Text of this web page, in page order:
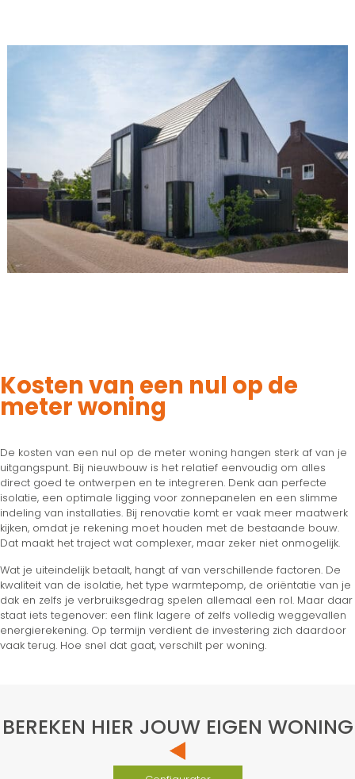
Kosten van een nul op de
meter woning
De kosten van een nul op de meter woning hangen sterk af van je
uitgangspunt. Bij nieuwbouw is het relatief eenvoudig om alles
direct goed te ontwerpen en te integreren. Denk aan perfecte
isolatie, een optimale ligging voor zonnepanelen en een slimme
indeling van installaties. Bij renovatie komt er vaak meer maatwerk
kijken, omdat je rekening moet houden met de bestaande bouw.
Dat maakt het traject wat complexer, maar zeker niet onmogelijk.
Wat je uiteindelijk betaalt, hangt af van verschillende factoren. De
kwaliteit van de isolatie, het type warmtepomp, de oriëntatie van je
dak en zelfs je verbruiksgedrag spelen allemaal een rol. Maar daar
staat iets tegenover: een flink lagere of zelfs volledig weggevallen
energierekening. Op termijn verdient de investering zich daardoor
vaak terug. Hoe snel dat gaat, verschilt per woning.
BEREKEN HIER JOUW EIGEN WONING